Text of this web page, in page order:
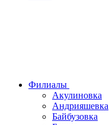
Филиалы
Акулиновка
Андрияшевка
Байбузовка